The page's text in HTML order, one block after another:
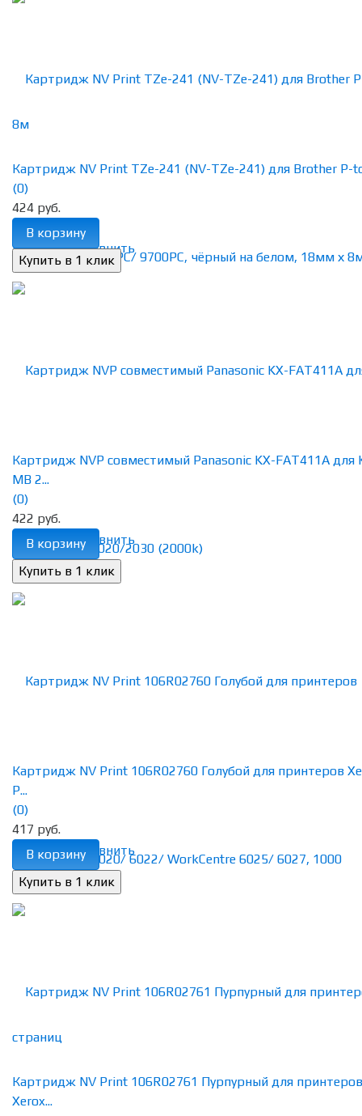
избранное сравнить
Картридж NV Print TZe-241 (NV-TZe-241) для Brother P-
(0)
424 руб.
В корзину
избранное сравнить
Картридж NVP совместимый Panasonic KX-FAT411А для
MB 2...
(0)
422 руб.
В корзину
избранное сравнить
Картридж NV Print 106R02760 Голубой для принтеров
P...
(0)
417 руб.
В корзину
Картридж NV Print 106R02761 Пурпурный для принтеров
Xerox...